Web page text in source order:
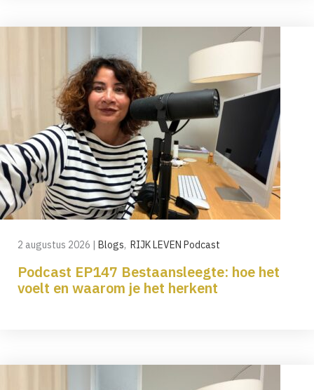
2 augustus 2026 | Blogs, RIJK LEVEN Podcast
Podcast EP147 Bestaansleegte: hoe het
voelt en waarom je het herkent